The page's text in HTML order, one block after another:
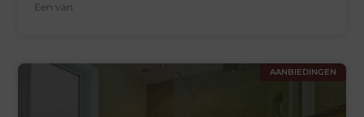
Een van
AANBIEDINGEN